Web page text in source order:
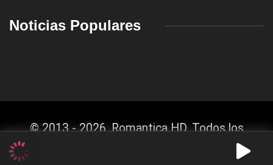
Noticias Populares
© 2013 - 2026, Romantica HD. Todos los